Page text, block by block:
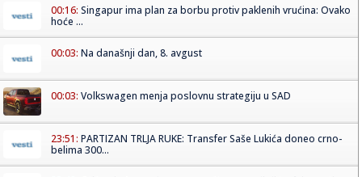
00:16: Singapur ima plan za borbu protiv paklenih vrućina: Ovako
hoće ...
00:03: Na današnji dan, 8. avgust
00:03: Volkswagen menja poslovnu strategiju u SAD
23:51: PARTIZAN TRLJA RUKE: Transfer Saše Lukića doneo crno-
belima 300...